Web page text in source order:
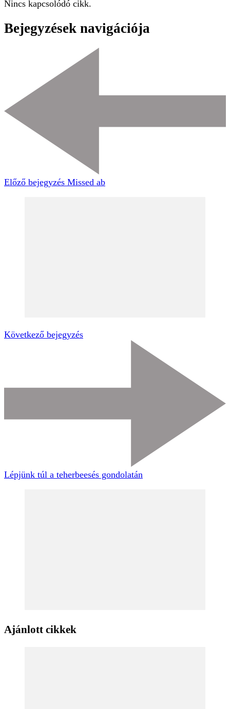
Nincs kapcsolódó cikk.
Bejegyzések navigációja
Előző bejegyzés Missed ab
Következő bejegyzés
Lépjünk túl a teherbeesés gondolatán
Ajánlott cikkek